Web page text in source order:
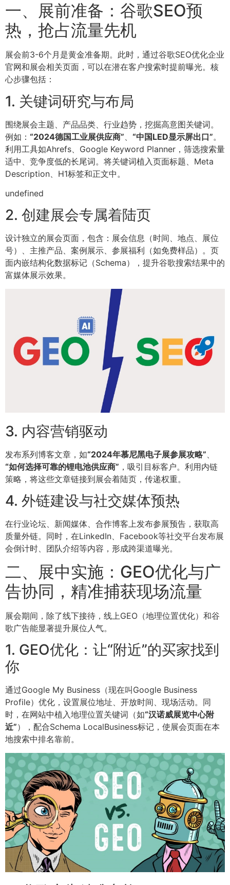
一、展前准备：谷歌SEO预
热，抢占流量先机
展会前3-6个月是黄金准备期。此时，通过谷歌SEO优化企业
官网和展会相关页面，可以在潜在客户搜索时提前曝光。核
心步骤包括：
1. 关键词研究与布局
围绕展会主题、产品品类、行业趋势，挖掘高意图关键词。
例如： “2024德国工业展供应商” “中国LED显示屏出口”。
利用工具如Ahrefs、Google Keyword Planner，筛选搜索量
适中、竞争度低的长尾词。将关键词植入页面标题、Meta
Description、H1标签和正文中。
undefined
2. 创建展会专属着陆页
设计独立的展会页面，包含：展会信息（时间、地点、展位
号）、主推产品、案例展示、参展福利（如免费样品）。页
面内嵌结构化数据标记（Schema），提升谷歌搜索结果中的
富媒体展示效果。
3. 内容营销驱动
发布系列博客文章，如“2024年慕尼黑电子展参展攻略”、
“如何选择可靠的锂电池供应商” ，吸引目标客户。利用内链
策略，将这些文章链接到展会着陆页，传递权重。
4. 外链建设与社交媒体预热
在行业论坛、新闻媒体、合作博客上发布参展预告，获取高
质量外链。同时，在LinkedIn、Facebook等社交平台发布展
会倒计时、团队介绍等内容，形成跨渠道曝光。
二、展中实施：GEO优化与广
告协同，精准捕获现场流量
展会期间，除了线下接待，线上GEO（地理位置优化）和谷
歌广告能显著提升展位人气。
1. GEO优化：让“附近”的买家找到
你
通过Google My Business（现在叫Google Business
Profile）优化，设置展位地址、开放时间、现场活动。同
时，在网站中植入地理位置关键词（如“汉诺威展览中心附
近”），配合Schema LocalBusiness标记，使展会页面在本
地搜索中排名靠前。